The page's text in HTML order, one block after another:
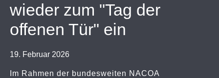
wieder zum "Tag der
offenen Tür" ein
19. Februar 2026
Im Rahmen der bundesweiten NACOA